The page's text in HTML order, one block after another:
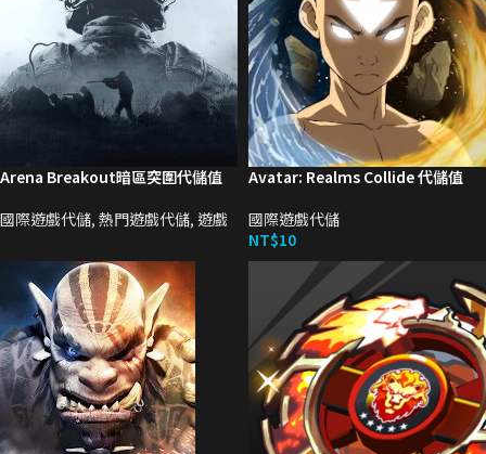
Arena Breakout暗區突圍代儲值
國際遊戲代儲, 熱門遊戲代儲, 遊戲
Avatar: Realms Collide 代儲值
國際遊戲代儲
NT$10